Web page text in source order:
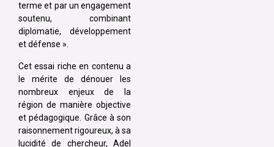
terme et par un engagement
soutenu, combinant
diplomatie, développement
et défense ».
Cet essai riche en contenu a
le mérite de dénouer les
nombreux enjeux de la
région de manière objective
et pédagogique. Grâce à son
raisonnement rigoureux, à sa
lucidité de chercheur, Adel